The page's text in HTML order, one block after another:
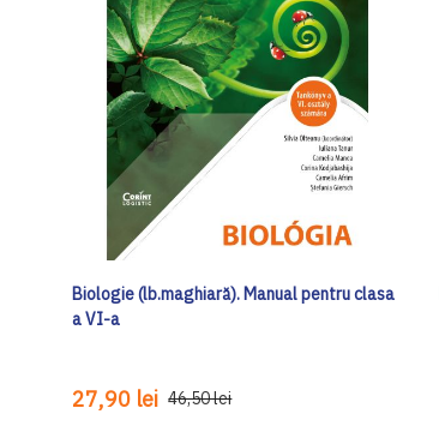
Biologie (lb.maghiară). Manual pentru clasa
a VI-a
27,90 lei 46,50 lei